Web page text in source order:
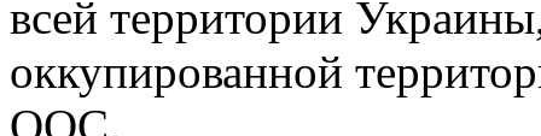
всей территории
оккупированной
ООС.